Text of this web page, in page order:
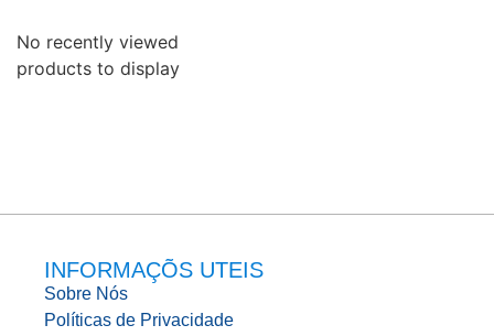
No recently viewed
products to display
INFORMAÇÕS UTEIS
Sobre Nós
Políticas de Privacidade